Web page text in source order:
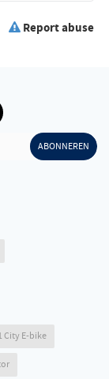
Report abuse
ABONNEREN
City E-bike